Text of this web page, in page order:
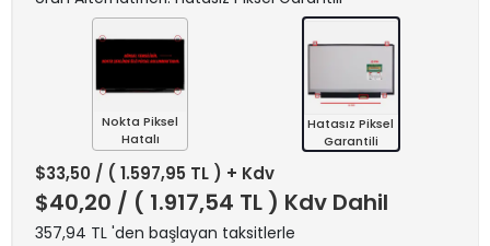
Nokta Piksel
Hatalı
Hatasız Piksel
Garantili
$33,50 / ( 1.597,95 TL ) + Kdv
$40,20 / ( 1.917,54 TL ) Kdv Dahil
357,94 TL 'den başlayan taksitlerle